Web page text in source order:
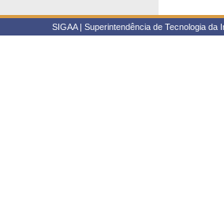
SIGAA | Superintendência de Tecnologia